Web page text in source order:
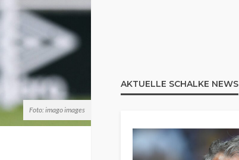
Foto: imago images
AKTUELLE SCHALKE NEWS